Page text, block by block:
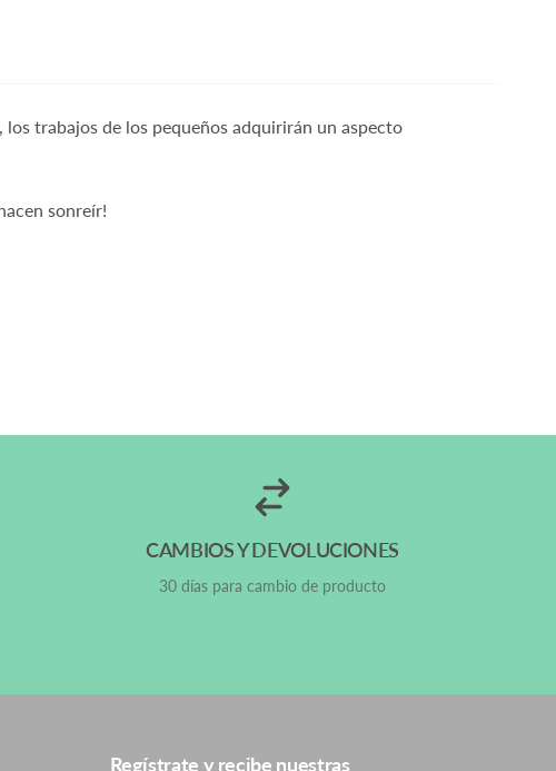
trabajos de los pequeños adquirirán un aspecto
sonreír!
CAMBIOS Y DEVOLUCIONES
30 días para cambio de producto
Regístrate y recibe nuestras